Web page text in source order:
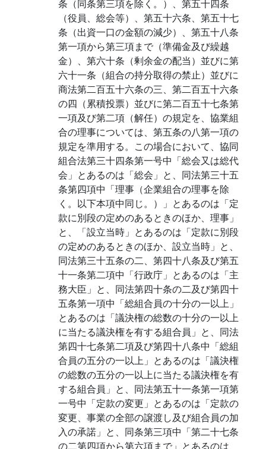
条（同条第三項を除く。）、第五十四条
（役員、総会等）、第五十六条、第五十七
条（出資一口の金額の減少）、第五十八条
第一項から第三項まで（準備金及び繰越
金）、第六十条（剰余金の配当）並びに第
六十一条（組合の持分取得の禁止）並びに
商法第二百五十六条の三、第二百五十六条
の四（累積投票）並びに第二百五十七条第
一項及び第二項（解任）の規定を、協業組
合の理事については、第五条の八第一項の
規定を準用する。この場合において、協同
組合法第三十四条第一号中「総会又は総代
会」とあるのは「総会」と、同法第三十五
条第四項中「理事（企業組合の理事を除
く。以下本項中同じ。）」とあるのは「定
款に別段の定めのあるときのほか、理事」
と、「設立当時」とあるのは「定款に別段
の定めのあるときのほか、設立当時」と、
同法第三十五条の二、第四十八条及び第五
十一条第二項中「行政庁」とあるのは「主
務大臣」と、同法第四十条の二及び第四十
五条第一項中「総組合員の十分の一以上」
とあるのは「議決権の総数の十分の一以上
に当たる議決権を有する組合員」と、同法
第四十七条第二項及び第四十八条中「総組
合員の五分の一以上」とあるのは「議決権
の総数の五分の一以上に当たる議決権を有
する組合員」と、同法第五十一条第一項第
一号中「定款の変更」とあるのは「定款の
変更、事業の全部の譲渡し及び組合員の加
入の承諾」と、同条第三項中「第二十七条
の二第四項から第六項まで」とあるのは